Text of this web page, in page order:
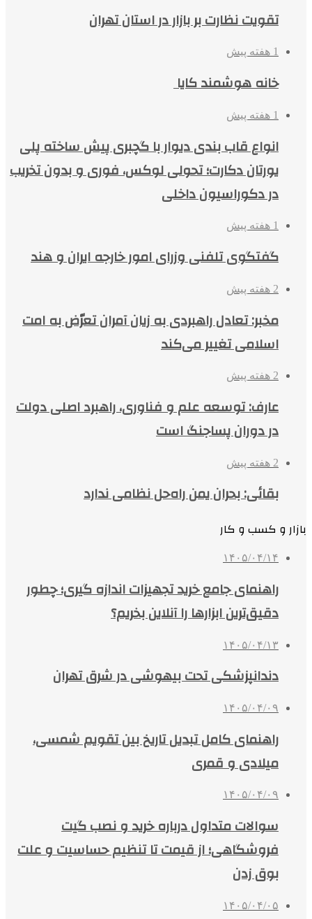
تقویت نظارت بر بازار در استان تهران
1 هفته پیش
خانه هوشمند کایا
1 هفته پیش
انواع قاب بندی دیوار با گچبری پیش ساخته پلی
یورتان دکارت؛ تحولی لوکس، فوری و بدون تخریب
در دکوراسیون داخلی
1 هفته پیش
گفتگوی تلفنی وزرای امور خارجه ایران و هند
2 هفته پیش
مخبر: تعادل راهبردی به زیان آمران تعرّض به امت
اسلامی تغییر می‌کند
2 هفته پیش
عارف: توسعه علم و فناوری، راهبرد اصلی دولت
در دوران پساجنگ است
2 هفته پیش
بقائی: بحران یمن راه‌حل نظامی ندارد
بازار و کسب و کار
۱۴۰۵/۰۴/۱۴
راهنمای جامع خرید تجهیزات اندازه گیری؛ چطور
دقیق‌ترین ابزارها را آنلاین بخریم؟
۱۴۰۵/۰۴/۱۳
دندانپزشکی تحت بیهوشی در شرق تهران
۱۴۰۵/۰۴/۰۹
راهنمای کامل تبدیل تاریخ بین تقویم شمسی،
میلادی و قمری
۱۴۰۵/۰۴/۰۹
سوالات متداول درباره خرید و نصب گیت
فروشگاهی؛ از قیمت تا تنظیم حساسیت و علت
بوق زدن
۱۴۰۵/۰۴/۰۵